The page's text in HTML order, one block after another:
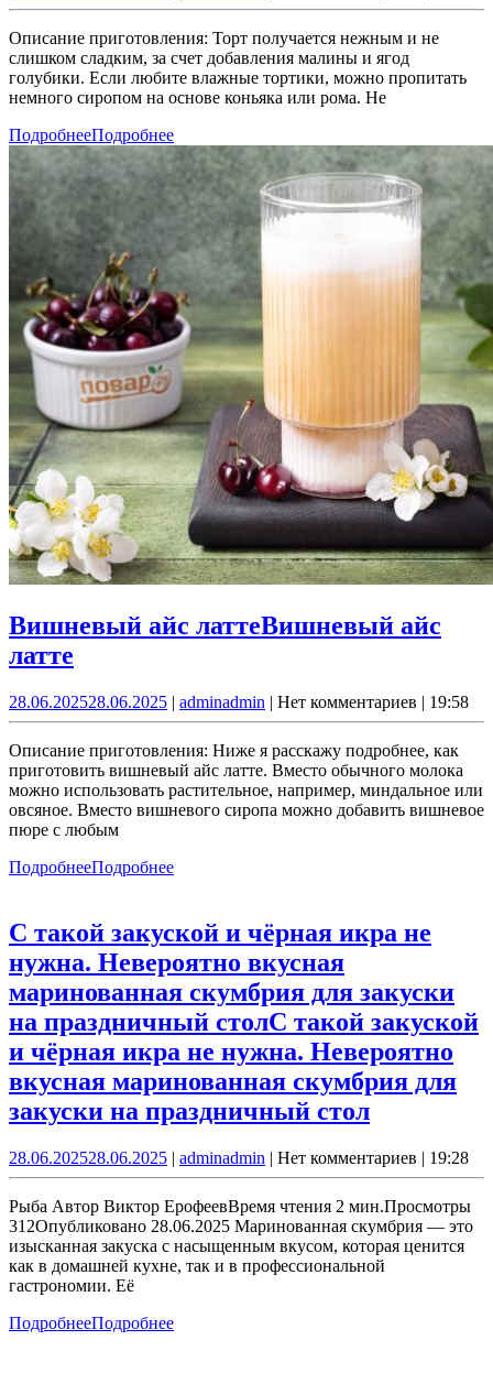
Описание приготовления: Торт получается нежным и не
слишком сладким, за счет добавления малины и ягод
голубики. Если любите влажные тортики, можно пропитать
немного сиропом на основе коньяка или рома. Не
ПодробнееПодробнее
Вишневый айс латтеВишневый айс
латте
28.06.202528.06.2025 | adminadmin | Нет комментариев | 19:58
Описание приготовления: Ниже я расскажу подробнее, как
приготовить вишневый айс латте. Вместо обычного молока
можно использовать растительное, например, миндальное или
овсяное. Вместо вишневого сиропа можно добавить вишневое
пюре с любым
ПодробнееПодробнее
С такой закуской и чёрная икра не
нужна. Невероятно вкусная
маринованная скумбрия для закуски
на праздничный столС такой закуской
и чёрная икра не нужна. Невероятно
вкусная маринованная скумбрия для
закуски на праздничный стол
28.06.202528.06.2025 | adminadmin | Нет комментариев | 19:28
Рыба Автор Виктор ЕрофеевВремя чтения 2 мин.Просмотры
312Опубликовано 28.06.2025 Маринованная скумбрия — это
изысканная закуска с насыщенным вкусом, которая ценится
как в домашней кухне, так и в профессиональной
гастрономии. Её
ПодробнееПодробнее